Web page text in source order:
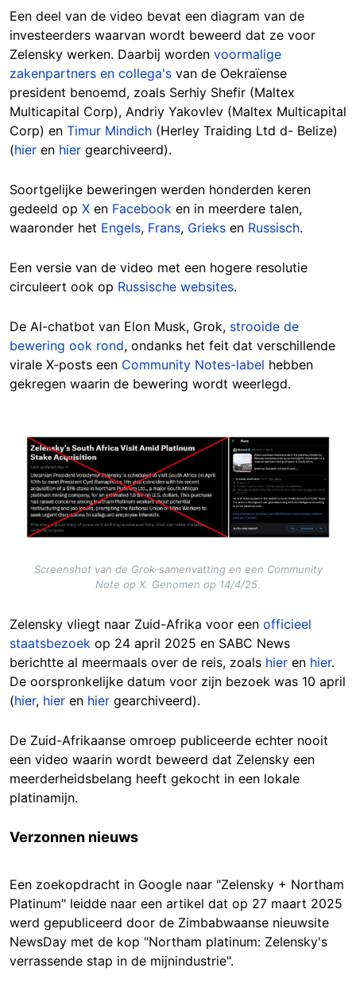
Een deel van de video bevat een diagram van de
investeerders waarvan wordt beweerd dat ze voor
Zelensky werken. Daarbij worden voormalige
zakenpartners en collega's van de Oekraïense
president benoemd, zoals Serhiy Shefir (Maltex
Multicapital Corp), Andriy Yakovlev (Maltex Multicapital
Corp) en Timur Mindich (Herley Traiding Ltd d- Belize)
(hier en hier gearchiveerd).
Soortgelijke beweringen werden honderden keren
gedeeld op X en Facebook en in meerdere talen,
waaronder het Engels, Frans, Grieks en Russisch.
Een versie van de video met een hogere resolutie
circuleert ook op Russische websites.
De AI-chatbot van Elon Musk, Grok, strooide de
bewering ook rond, ondanks het feit dat verschillende
virale X-posts een Community Notes-label hebben
gekregen waarin de bewering wordt weerlegd.
Image
Screenshot van de Grok-samenvatting en een Community
Note op X. Genomen op 14/4/25.
Zelensky vliegt naar Zuid-Afrika voor een officieel
staatsbezoek op 24 april 2025 en SABC News
berichtte al meermaals over de reis, zoals hier en hier.
De oorspronkelijke datum voor zijn bezoek was 10 april
(hier, hier en hier gearchiveerd).
De Zuid-Afrikaanse omroep publiceerde echter nooit
een video waarin wordt beweerd dat Zelensky een
meerderheidsbelang heeft gekocht in een lokale
platinamijn.
Verzonnen nieuws
Een zoekopdracht in Google naar "Zelensky + Northam
Platinum" leidde naar een artikel dat op 27 maart 2025
werd gepubliceerd door de Zimbabwaanse nieuwsite
NewsDay met de kop "Northam platinum: Zelensky's
verrassende stap in de mijnindustrie".